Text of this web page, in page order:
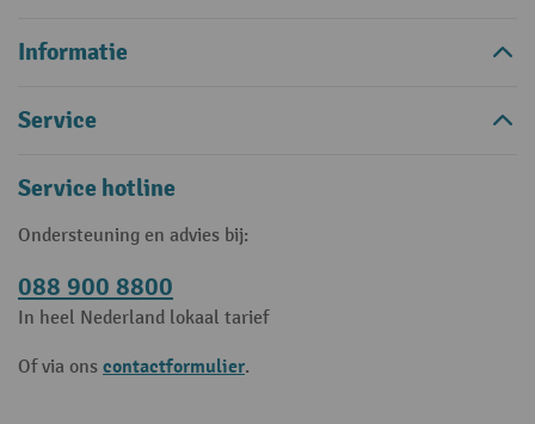
Informatie
Service
Service hotline
Ondersteuning en advies bij:
088 900 8800
In heel Nederland lokaal tarief
Of via ons contactformulier.